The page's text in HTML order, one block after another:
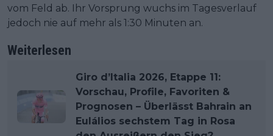
vom Feld ab. Ihr Vorsprung wuchs im Tagesverlauf
jedoch nie auf mehr als 1:30 Minuten an.
Weiterlesen
Giro d’Italia 2026, Etappe 11:
Vorschau, Profile, Favoriten &
Prognosen – Überlässt Bahrain an
Eulálios sechstem Tag in Rosa